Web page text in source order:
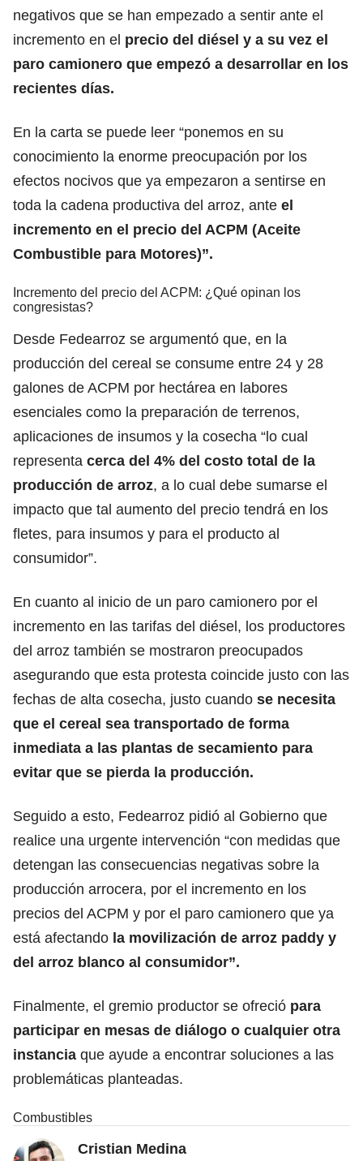
negativos que se han empezado a sentir ante el
incremento en el precio del diésel y a su vez el
paro camionero que empezó a desarrollar en los
recientes días.
En la carta se puede leer “ponemos en su
conocimiento la enorme preocupación por los
efectos nocivos que ya empezaron a sentirse en
toda la cadena productiva del arroz, ante el
incremento en el precio del ACPM (Aceite
Combustible para Motores)”.
Incremento del precio del ACPM: ¿Qué opinan los
congresistas?
Desde Fedearroz se argumentó que, en la
producción del cereal se consume entre 24 y 28
galones de ACPM por hectárea en labores
esenciales como la preparación de terrenos,
aplicaciones de insumos y la cosecha “lo cual
representa cerca del 4% del costo total de la
producción de arroz, a lo cual debe sumarse el
impacto que tal aumento del precio tendrá en los
fletes, para insumos y para el producto al
consumidor”.
En cuanto al inicio de un paro camionero por el
incremento en las tarifas del diésel, los productores
del arroz también se mostraron preocupados
asegurando que esta protesta coincide justo con las
fechas de alta cosecha, justo cuando se necesita
que el cereal sea transportado de forma
inmediata a las plantas de secamiento para
evitar que se pierda la producción.
Seguido a esto, Fedearroz pidió al Gobierno que
realice una urgente intervención “con medidas que
detengan las consecuencias negativas sobre la
producción arrocera, por el incremento en los
precios del ACPM y por el paro camionero que ya
está afectando la movilización de arroz paddy y
del arroz blanco al consumidor”.
Finalmente, el gremio productor se ofreció para
participar en mesas de diálogo o cualquier otra
instancia que ayude a encontrar soluciones a las
problemáticas planteadas.
Combustibles
Cristian Medina